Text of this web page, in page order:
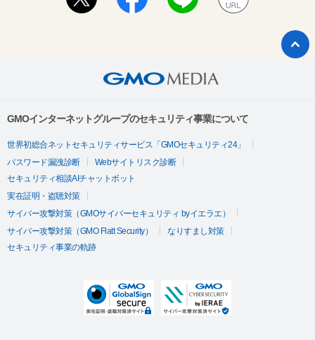
GMOインターネットグループのセキュリティ事業について
世界初総合ネットセキュリティサービス「GMOセキュリティ24」
パスワード漏洩診断
Webサイトリスク診断
セキュリティ相談AIチャットボット
実在証明・盗聴対策
サイバー攻撃対策（GMOサイバーセキュリティ byイエラエ）
サイバー攻撃対策（GMO Flatt Security）
なりすまし対策
セキュリティ事業の軌跡